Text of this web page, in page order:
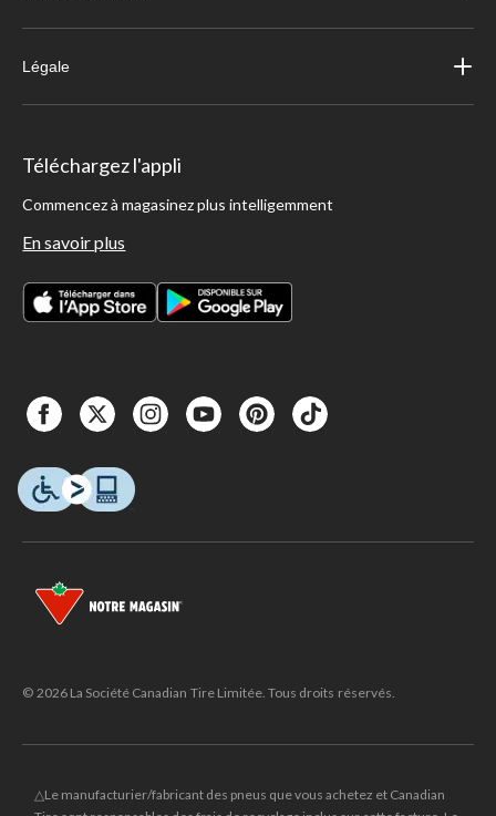
Légale
Téléchargez l'appli
Commencez à magasinez plus intelligemment
En savoir plus
© 2026 La Société Canadian Tire Limitée. Tous droits réservés.
△Le manufacturier/fabricant des pneus que vous achetez et Canadian